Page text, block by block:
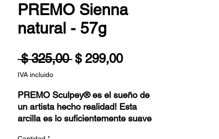
PREMO Sienna
natural - 57g
$ 325,00 Precio
$ 299,00Precio
oferta
IVA incluido
PREMO Sculpey® es el sueño de
un artista hecho realidad! Esta
arcilla es lo suficientemente suave